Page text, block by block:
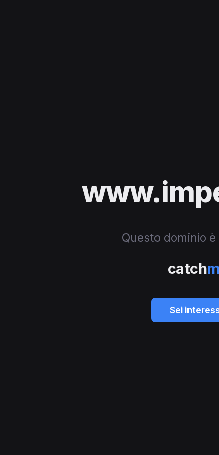
Questo dominio
catch
Sei